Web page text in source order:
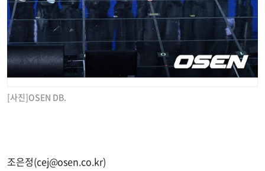
[사진]OSEN DB.
조은정(cej@osen.co.kr)